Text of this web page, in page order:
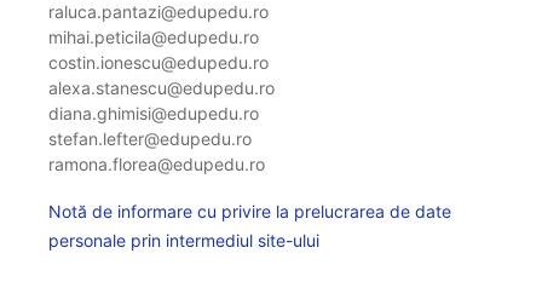
raluca.pantazi@edupedu.ro
mihai.peticila@edupedu.ro
costin.ionescu@edupedu.ro
alexa.stanescu@edupedu.ro
diana.ghimisi@edupedu.ro
stefan.lefter@edupedu.ro
ramona.florea@edupedu.ro
Notă de informare cu privire la prelucrarea de date
personale prin intermediul site-ului